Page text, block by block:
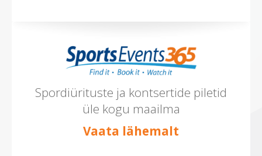
Spordiürituste ja kontsertide piletid
üle kogu maailma
Vaata lähemalt